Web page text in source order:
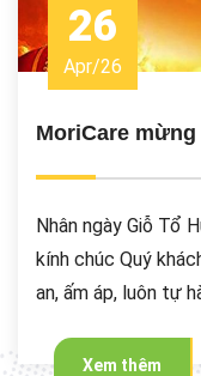
26
Apr/26
MoriCare
Nhân ngày Giỗ Tổ
kính chúc Quý
an, ấm áp, luôn tự
Xem thêm